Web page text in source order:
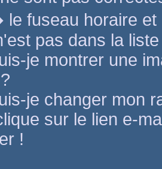
fuseau horaire
pas dans la
je montrer une
je changer mon
sur le lien e-
!